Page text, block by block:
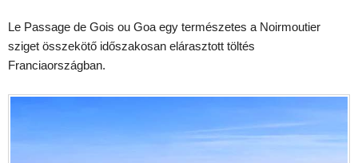
Le Passage de Gois ou Goa egy természetes a Noirmoutier
sziget összekötő időszakosan elárasztott töltés
Franciaországban.